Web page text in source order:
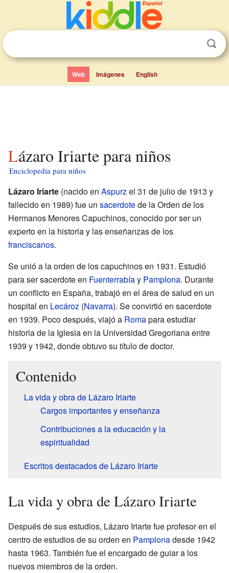
Web Imágenes English
Lázaro Iriarte para niños
Enciclopedia para niños
Lázaro Iriarte (nacido en Aspurzel 31 de julio de 1913 y
fallecido en 1989) fue un sacerdotede la Orden de los
Hermanos Menores Capuchinos, conocido por ser un
experto en la historia y las enseñanzas de los
franciscanos.
Se unió a la orden de los capuchinos en 1931. Estudió
para ser sacerdote en Fuenterrabíay Pamplona. Durante
un conflicto en España, trabajó en el área de salud en un
hospital en Lecároz (Navarra). Se convirtió en sacerdote
en 1939. Poco después, viajó a Romapara estudiar
historia de la Iglesia en la Universidad Gregoriana entre
1939 y 1942, donde obtuvo su título de doctor.
Contenido
La vida y obra de Lázaro Iriarte
Cargos importantes y enseñanza
Contribuciones a la educación y la
espiritualidad
Escritos destacados de Lázaro Iriarte
La vida y obra de Lázaro Iriarte
Después de sus estudios, Lázaro Iriarte fue profesor en el
centro de estudios de su orden en Pamplonadesde 1942
hasta 1963. También fue el encargado de guiar a los
nuevos miembros de la orden.